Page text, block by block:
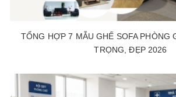
TỔNG HỢP 7 MẪU GHẾ SOFA PHÒNG
TRỌNG, ĐẸP 2026